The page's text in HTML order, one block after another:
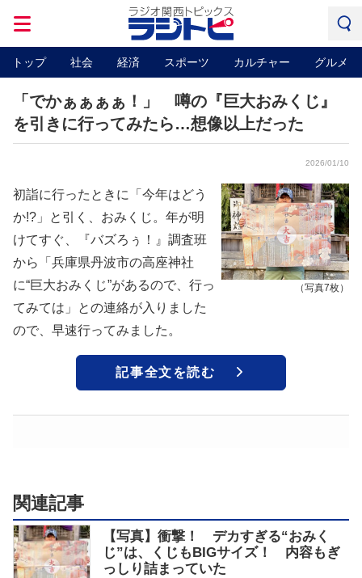
トップ 社会 経済 スポーツ カルチャー グルメ
「でかぁぁぁぁ！」 噂の『巨大おみくじ』
を引きに行ってみたら…想像以上だった
2026/01/10
（写真7枚）
初詣に行ったときに「今年はどう
か!?」と引く、おみくじ。年が明
けてすぐ、『バズろぅ！』調査班
から「兵庫県丹波市の高座神社
に“巨大おみくじ”があるので、行っ
てみては」との連絡が入りました
ので、早速行ってみました。
記事全文を読む
関連記事
【写真】衝撃！ デカすぎる“おみく
じ”は、くじもBIGサイズ！ 内容もぎ
っしり詰まっていた